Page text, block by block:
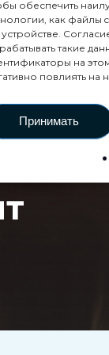
обеспечить
как файлы
такие
на
повлиять
Принимать